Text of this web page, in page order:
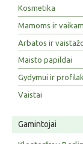
Kosmetika
Mamoms ir
Arbatos ir
Maisto papildai
Gydymui ir
Vaistai
Gamintojai